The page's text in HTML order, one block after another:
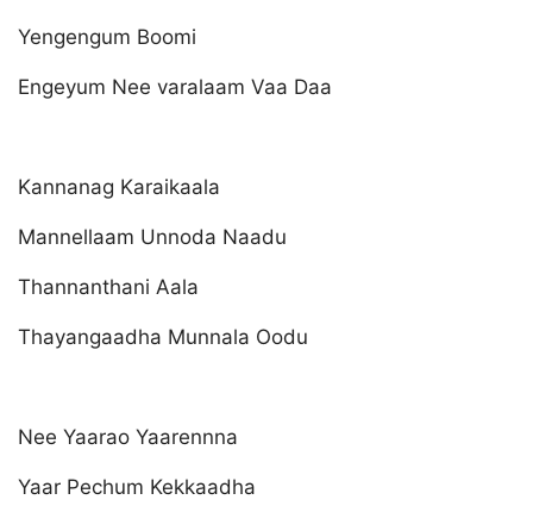
Yengengum Boomi
Engeyum Nee varalaam Vaa Daa
Kannanag Karaikaala
Mannellaam Unnoda Naadu
Thannanthani Aala
Thayangaadha Munnala Oodu
Nee Yaarao Yaarennna
Yaar Pechum Kekkaadha